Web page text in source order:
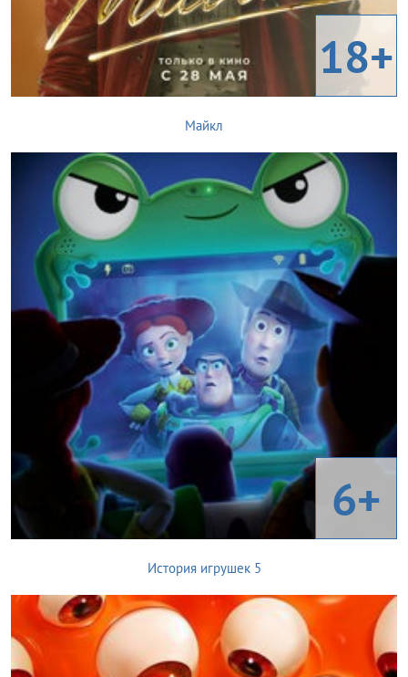
18+
Майкл
6+
История игрушек 5